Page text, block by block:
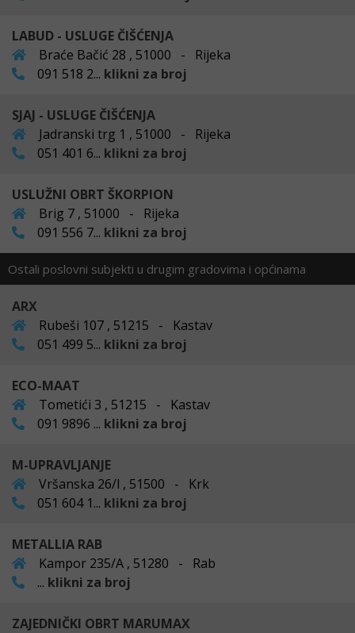
LABUD - USLUGE ČIŠĆENJA
Braće Bačić 28 , 51000 - Rijeka
091 518 2... klikni za broj
SJAJ - USLUGE ČIŠĆENJA
Jadranski trg 1 , 51000 - Rijeka
051 401 6... klikni za broj
USLUŽNI OBRT ŠKORPION
Brig 7 , 51000 - Rijeka
091 556 7... klikni za broj
Ostali poslovni subjekti u drugim gradovima i općinama
ARX
Rubeši 107 , 51215 - Kastav
051 499 5... klikni za broj
ECO-MAAT
Tometići 3 , 51215 - Kastav
091 9896 ... klikni za broj
M-UPRAVLJANJE
Vršanska 26/l , 51500 - Krk
051 604 1... klikni za broj
METALLIA RAB
Kampor 235/A , 51280 - Rab
... klikni za broj
ZAJEDNIČKI OBRT MARUMAX